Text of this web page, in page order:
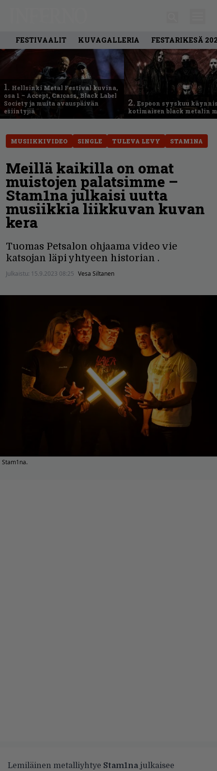
FESTIVAALIT KUVAGALLERIA FESTARIKESÄ
1. Hellsinki Metal Festival kuvina,
osa 1 – Accept, Carcass, Black Label
Society ja muita avauspäivän
esiintyjiä
2. Espoon syyskuu
kotimaisen black metalin
MUSIIKKIVIDEO SINGLE TULEVA LEVY STAM1NA
Meillä kaikilla on omat
muistojen palatsimme –
Stam1na julkaisi uutta
musiikkia liikkuvan kuvan
kera
Tuomas Petsalon ohjaama video vie
katsojan läpi yhtyeen historian .
Julkaistu: 15.9.2023 08:25 Vesa Siltanen
Stam1na.
Lemiläinen metalliyhtye Stam1na julkaisee